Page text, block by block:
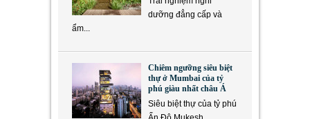
dưỡng đẳng cấp và
ẩm...
Chiêm ngưỡng siêu biệt
thự ở Mumbai của tỷ
phú giàu nhất châu Á
Siêu biệt thự của tỷ phú